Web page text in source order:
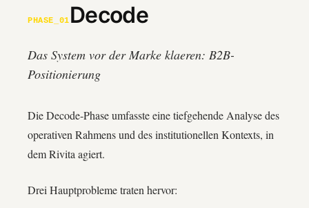
PHASE_01 Decode
Das System vor der Marke klaeren: B2B-
Positionierung
Die Decode‑Phase umfasste eine tiefgehende Analyse des
operativen Rahmens und des institutionellen Kontexts, in
dem Rivita agiert.
Drei Hauptprobleme traten hervor: